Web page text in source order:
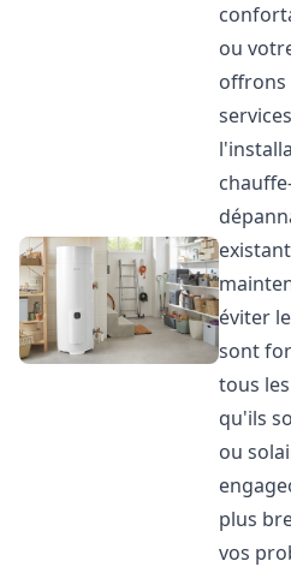
ou
offrons
éviter
sont
tous
qu'ils
ou
plus
vos